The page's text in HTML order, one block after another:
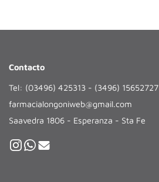
Contacto
Tel: (03496) 425313 - (3496) 15652727
farmacialongoniweb@gmail.com
Saavedra 1806 - Esperanza - Sta Fe